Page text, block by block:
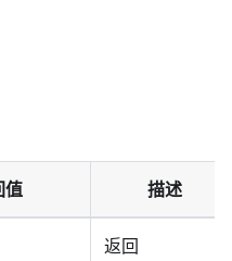
值 描述
返回